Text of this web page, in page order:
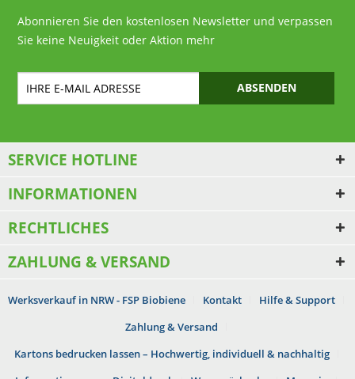
Abonnieren Sie den kostenlosen Newsletter und verpassen
Sie keine Neuigkeit oder Aktion mehr
ABSENDEN
SERVICE HOTLINE
INFORMATIONEN
RECHTLICHES
ZAHLUNG & VERSAND
Werksverkauf in NRW - FSP Biobiene Kontakt
Hilfe & Support
Zahlung & Versand
Kartons bedrucken lassen – Hochwertig, individuell & nachhaltig